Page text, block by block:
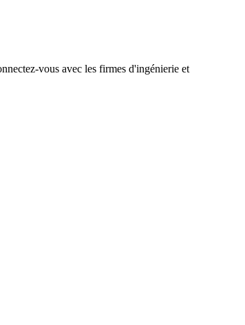
vous avec les firmes d'ingénierie et